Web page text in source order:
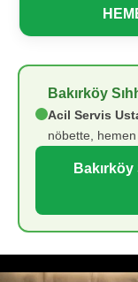
Bakırköy
Acil Servis
nöbette, hemen